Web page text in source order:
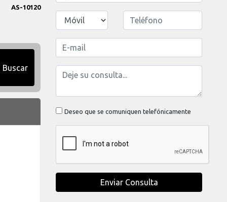
AS-10120
Buscar
Deseo que se comuniquen telefónicamente
Enviar Consulta